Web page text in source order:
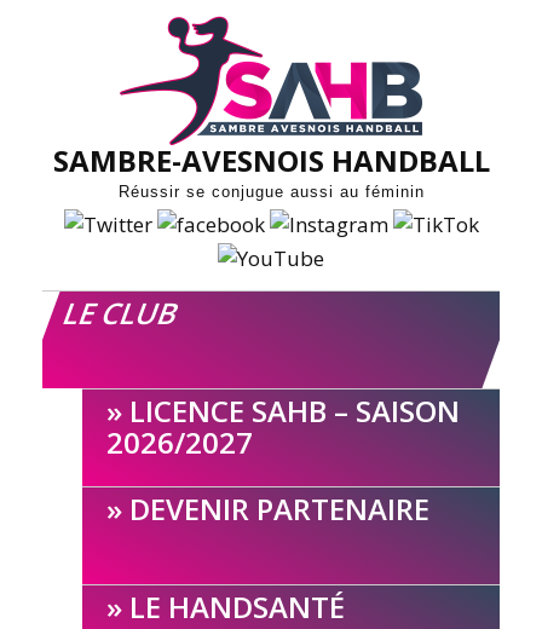
SAMBRE-AVESNOIS HANDBALL
Réussir se conjugue aussi au féminin
LE CLUB
LICENCE SAHB – SAISON
2026/2027
DEVENIR PARTENAIRE
LE HANDSANTÉ